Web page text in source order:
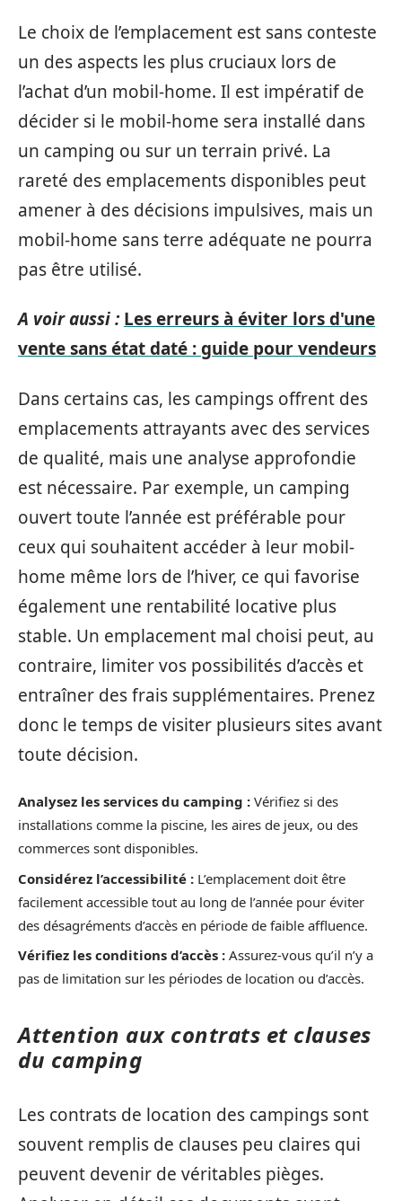
Le choix de l’emplacement est sans conteste
un des aspects les plus cruciaux lors de
l’achat d’un mobil-home. Il est impératif de
décider si le mobil-home sera installé dans
un camping ou sur un terrain privé. La
rareté des emplacements disponibles peut
amener à des décisions impulsives, mais un
mobil-home sans terre adéquate ne pourra
pas être utilisé.
A voir aussi : Les erreurs à éviter lors d'une
vente sans état daté : guide pour vendeurs
Dans certains cas, les campings offrent des
emplacements attrayants avec des services
de qualité, mais une analyse approfondie
est nécessaire. Par exemple, un camping
ouvert toute l’année est préférable pour
ceux qui souhaitent accéder à leur mobil-
home même lors de l’hiver, ce qui favorise
également une rentabilité locative plus
stable. Un emplacement mal choisi peut, au
contraire, limiter vos possibilités d’accès et
entraîner des frais supplémentaires. Prenez
donc le temps de visiter plusieurs sites avant
toute décision.
Analysez les services du camping : Vérifiez si des
installations comme la piscine, les aires de jeux, ou des
commerces sont disponibles.
Considérez l’accessibilité : L’emplacement doit être
facilement accessible tout au long de l’année pour éviter
des désagréments d’accès en période de faible affluence.
Vérifiez les conditions d’accès : Assurez-vous qu’il n’y a
pas de limitation sur les périodes de location ou d’accès.
Attention aux contrats et clauses
du camping
Les contrats de location des campings sont
souvent remplis de clauses peu claires qui
peuvent devenir de véritables pièges.